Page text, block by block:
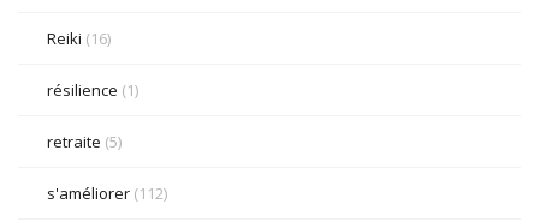
Reiki (16)
résilience (1)
retraite (5)
s'améliorer (112)